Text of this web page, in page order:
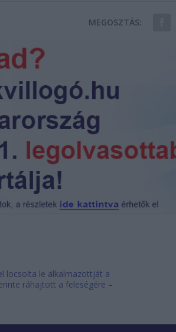
MEGOSZTÁS:
locsolta le alkalmazottját a
ráhajtott a feleségére –